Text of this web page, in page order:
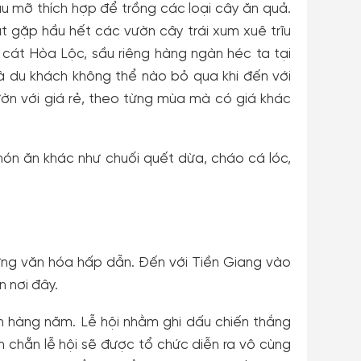
mỡ thích hợp để trồng các loại cây ăn quả.
gặp hầu hết các vườn cây trái xum xuê trĩu
Hòa Lộc, sầu riêng hàng ngàn héc ta tại
du khách không thể nào bỏ qua khi đến với
với giá rẻ, theo từng mùa mà có giá khác
ăn khác như chuối quết dừa, cháo cá lóc,
văn hóa hấp dẫn. Đến với Tiền Giang vào
nơi đây.
năm. Lễ hội nhằm ghi dấu chiến thắng
chẵn lễ hội sẽ được tổ chức diễn ra vô cùng